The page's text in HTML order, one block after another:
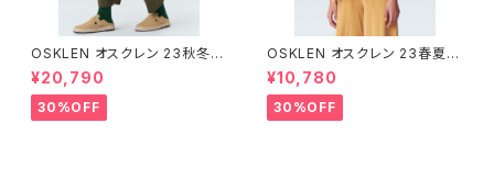
OSKLEN オスクレン 23秋冬
ボトムス 1041-66127
¥20,790
30%OFF
OSKLEN オスクレン 23春夏 ト
ップス 1027-67292
¥10,780
30%OFF